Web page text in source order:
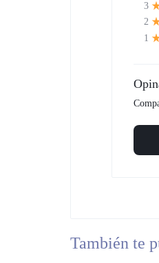
3
2
1
También te